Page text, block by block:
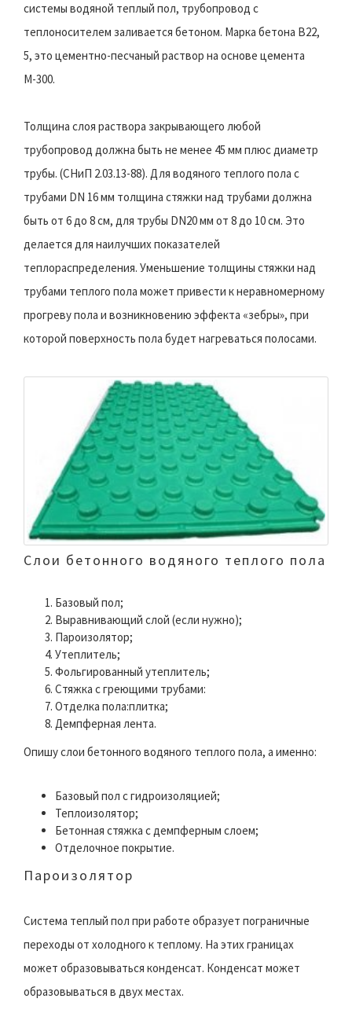
системы водяной теплый пол, трубопровод с
теплоносителем заливается бетоном. Марка бетона B22,
5, это цементно-песчаный раствор на основе цемента
М-300.
Толщина слоя раствора закрывающего любой
трубопровод должна быть не менее 45 мм плюс диаметр
трубы. (СНиП 2.03.13-88). Для водяного теплого пола с
трубами DN 16 мм толщина стяжки над трубами должна
быть от 6 до 8 см, для трубы DN20 мм от 8 до 10 см. Это
делается для наилучших показателей
теплораспределения. Уменьшение толщины стяжки над
трубами теплого пола может привести к неравномерному
прогреву пола и возникновению эффекта «зебры», при
которой поверхность пола будет нагреваться полосами.
Слои бетонного водяного теплого пола
Базовый пол;
Выравнивающий слой (если нужно);
Пароизолятор;
Утеплитель;
Фольгированный утеплитель;
Стяжка с греющими трубами:
Отделка пола:плитка;
Демпферная лента.
Опишу слои бетонного водяного теплого пола, а именно:
Базовый пол с гидроизоляцией;
Теплоизолятор;
Бетонная стяжка с демпферным слоем;
Отделочное покрытие.
Пароизолятор
Система теплый пол при работе образует пограничные
переходы от холодного к теплому. На этих границах
может образовываться конденсат. Конденсат может
образовываться в двух местах.